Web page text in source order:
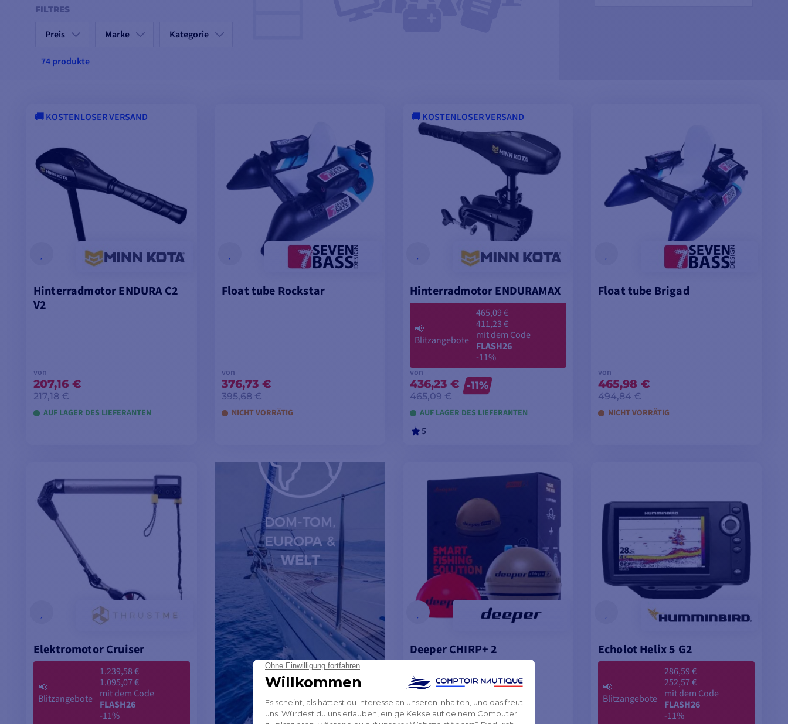
FILTRES
Preis Marke Kategorie
74 produkte
🚚 KOSTENLOSER VERSAND
Hinterradmotor ENDURA C2
V2
von
207,16 €
217,18 €
AUF LAGER DES LIEFERANTEN
Float tube Rockstar
von
376,73 €
395,68 €
NICHT VORRÄTIG
MODELLE ANSEHEN
🚚 KOSTENLOSER VERSAND
Hinterradmotor ENDURAMAX
📢
Blitzangebote
465,09 €
411,23 €
mit dem Code
FLASH26
-11%
von
436,23 €
465,09 €
-11%
AUF LAGER DES LIEFERANTEN
5
Float tube Brigad
von
465,98 €
494,84 €
NICHT VORRÄTIG
Elektromotor Cruiser
📢
Blitzangebote
1.239,58 €
1.095,07 €
mit dem Code
FLASH26
-11%
Deeper CHIRP+ 2 Echolot Helix 5 G2
📢
Blitzangebote
286,59 €
252,57 €
mit dem Code
FLASH26
-11%